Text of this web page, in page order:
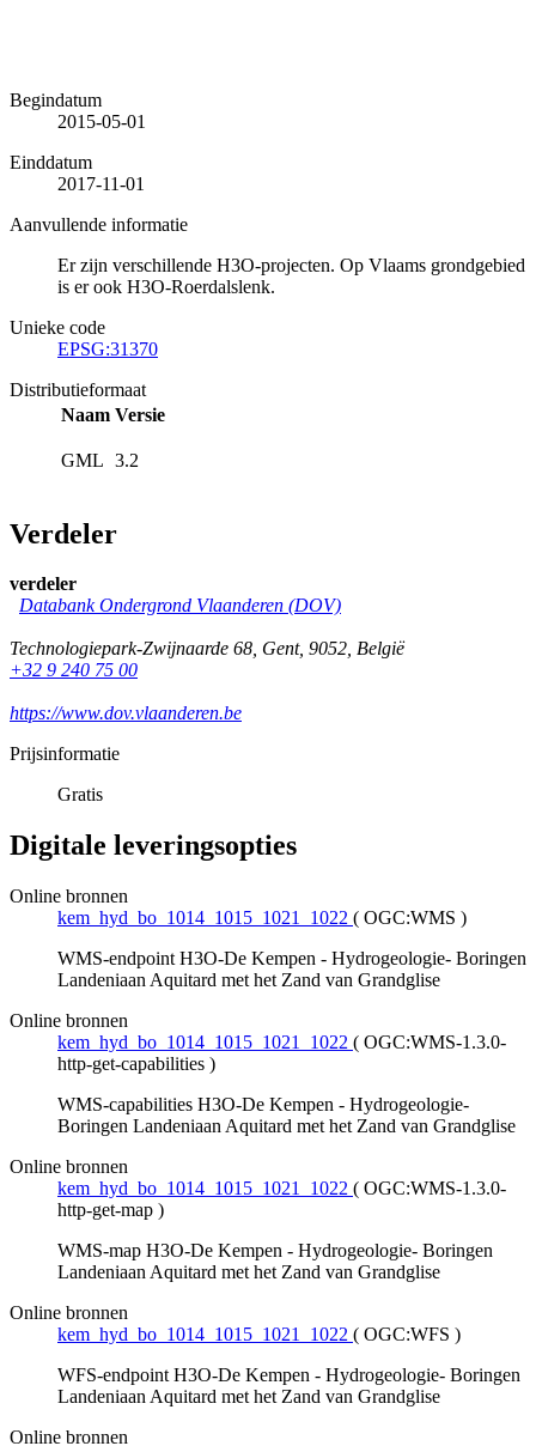
Begindatum
2015-05-01
Einddatum
2017-11-01
Aanvullende informatie
Er zijn verschillende H3O-projecten. Op Vlaams grondgebied
is er ook H3O-Roerdalslenk.
Unieke code
EPSG:31370
Distributieformaat
Naam Versie
GML 3.2
Verdeler
verdeler
Databank Ondergrond Vlaanderen (DOV)
Technologiepark-Zwijnaarde 68, Gent, 9052, België
+32 9 240 75 00
https://www.dov.vlaanderen.be
Prijsinformatie
Gratis
Digitale leveringsopties
Online bronnen
kem_hyd_bo_1014_1015_1021_1022 ( OGC:WMS )
WMS-endpoint H3O-De Kempen - Hydrogeologie- Boringen
Landeniaan Aquitard met het Zand van Grandglise
Online bronnen
kem_hyd_bo_1014_1015_1021_1022 ( OGC:WMS-1.3.0-
http-get-capabilities )
WMS-capabilities H3O-De Kempen - Hydrogeologie-
Boringen Landeniaan Aquitard met het Zand van Grandglise
Online bronnen
kem_hyd_bo_1014_1015_1021_1022 ( OGC:WMS-1.3.0-
http-get-map )
WMS-map H3O-De Kempen - Hydrogeologie- Boringen
Landeniaan Aquitard met het Zand van Grandglise
Online bronnen
kem_hyd_bo_1014_1015_1021_1022 ( OGC:WFS )
WFS-endpoint H3O-De Kempen - Hydrogeologie- Boringen
Landeniaan Aquitard met het Zand van Grandglise
Online bronnen